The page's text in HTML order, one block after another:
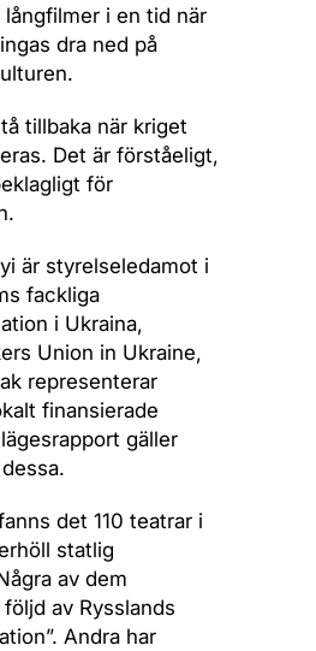
långfilmer i en tid när
dra ned på
tillbaka när kriget
Det är förståeligt,
för
är styrelseledamot i
fackliga
i Ukraina,
Union in Ukraine,
representerar
finansierade
gäller
det 110 teatrar i
statlig
av dem
av Rysslands
Andra har